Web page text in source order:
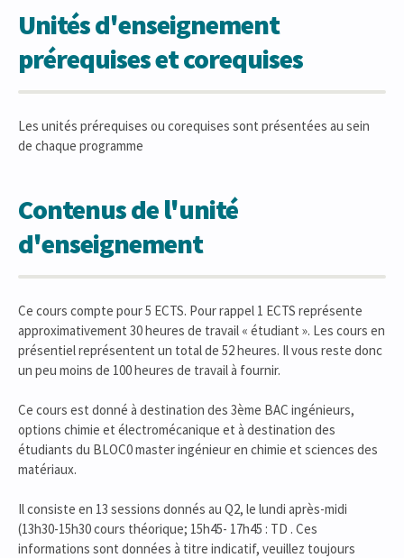
Unités d'enseignement
prérequises et corequises
Les unités prérequises ou corequises sont présentées au sein
de chaque programme
Contenus de l'unité
d'enseignement
Ce cours compte pour 5 ECTS. Pour rappel 1 ECTS représente
approximativement 30 heures de travail « étudiant ». Les cours en
présentiel représentent un total de 52 heures. Il vous reste donc
un peu moins de 100 heures de travail à fournir.
Ce cours est donné à destination des 3ème BAC ingénieurs,
options chimie et électromécanique et à destination des
étudiants du BLOC0 master ingénieur en chimie et sciences des
matériaux.
Il consiste en 13 sessions donnés au Q2, le lundi après-midi
(13h30-15h30 cours théorique; 15h45- 17h45 : TD . Ces
informations sont données à titre indicatif, veuillez toujours